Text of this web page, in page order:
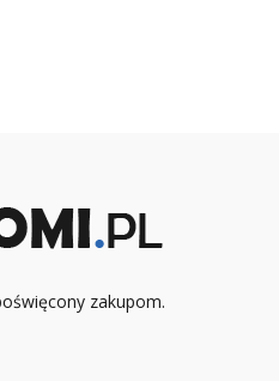
zakupom.